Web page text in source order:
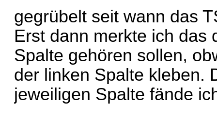
gegrübelt seit wann das
Erst dann merkte ich das
Spalte gehören sollen,
der linken Spalte kleben.
jeweiligen Spalte fände